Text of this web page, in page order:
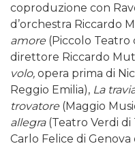
coproduzione con
d’orchestra Riccardo
amore (Piccolo Teatro
direttore Riccardo
volo, opera prima di
Reggio Emilia), La
trovatore (Maggio
allegra (Teatro Verdi
Carlo Felice di Genova